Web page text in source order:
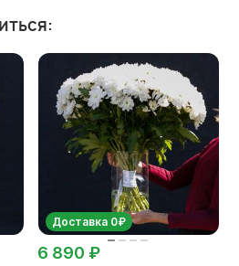
Доставка 0₽
6 890 ₽